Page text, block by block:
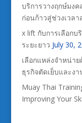
บริการวางฤกษ์มง
ก่อนก้าวสู่ช่วงเวล
x lift กับการเลือก
ระยะยาว July 30,
เลือกแหล่งจำหน่า
ธุรกิจตัดเย็บและง
Muay Thai
Improving Your